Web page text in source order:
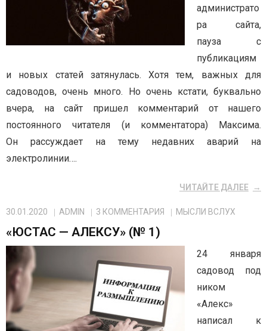
администрато
ра сайта,
пауза с
публикациям
и новых статей затянулась. Хотя тем, важных для
садоводов, очень много. Но очень кстати, буквально
вчера, на сайт пришел комментарий от нашего
постоянного читателя (и комментатора) Максима.
Он рассуждает на тему недавних аварий на
электролинии….
ЧИТАЙТЕ ДАЛЕЕ
30.01.2020 ADMIN 3 КОММЕНТАРИЯ МЫСЛИ ВСЛУХ
«ЮСТАС — АЛЕКСУ» (№ 1)
24 января
садовод под
ником
«Алекс»
написал к